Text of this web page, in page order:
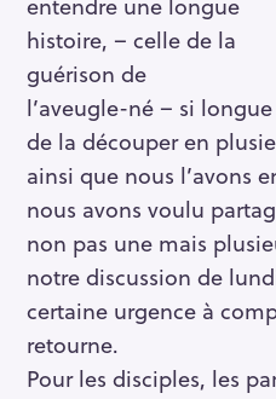
histoire, – celle de la
guérison de
l’aveugle-né – si
de la découper en
ainsi que nous l’avons
nous avons voulu
non pas une mais
notre discussion de
certaine urgence à
retourne.
Pour les disciples, les